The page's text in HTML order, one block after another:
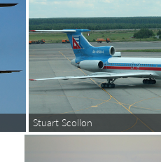
Stuart Scollon